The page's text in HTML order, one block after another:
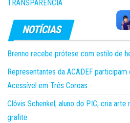
TRANSPARÊNCIA
Brenno recebe prótese com estilo de
Representantes da ACADEF
Acessível em Três Coroas
Clóvis Schenkel, aluno do PIC, cria arte
grafite